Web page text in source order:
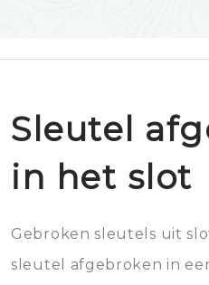
Sleutel
in het slot
Gebroken sleutels uit
sleutel afgebroken in